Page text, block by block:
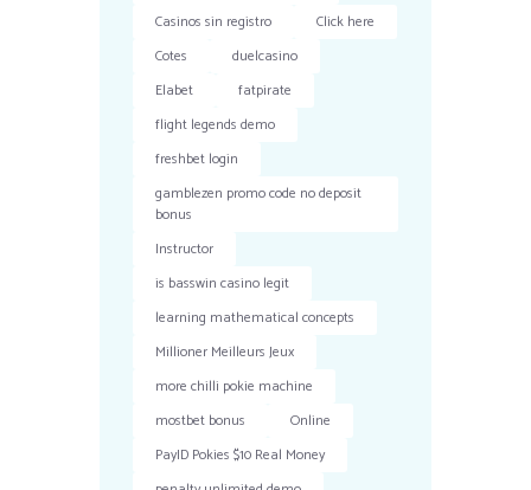
Casinos sin registro
Click here
Cotes
duelcasino
Elabet
fatpirate
flight legends demo
freshbet login
gamblezen promo code no deposit
bonus
Instructor
is basswin casino legit
learning mathematical concepts
Millioner Meilleurs Jeux
more chilli pokie machine
mostbet bonus
Online
PayID Pokies $10 Real Money